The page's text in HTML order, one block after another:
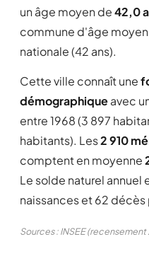
un âge moyen de42,0
commune d'âge
nationale (42 ans).
Cette ville connaît une
démographiqueavec
entre 1968 (3 897
habitants). Les2 910
comptent en moyenne
Le solde naturel annuel
naissances et 62 décès
Sources : INSEE